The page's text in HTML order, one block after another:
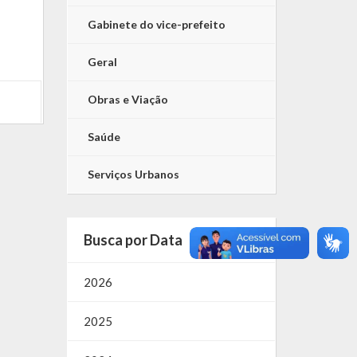
Gabinete do vice-prefeito
Geral
Obras e Viação
Saúde
Serviços Urbanos
Busca por Data
2026
2025